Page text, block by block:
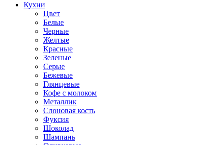
Кухни
Цвет
Белые
Черные
Желтые
Красные
Зеленые
Серые
Бежевые
Глянцевые
Кофе с молоком
Металлик
Слоновая кость
Фуксия
Шоколад
Шампань